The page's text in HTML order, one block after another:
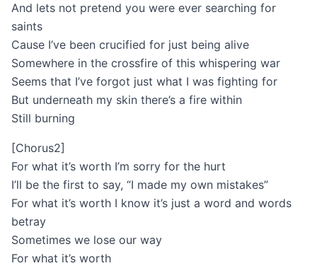
And lets not pretend you were ever searching for
saints
Cause I’ve been crucified for just being alive
Somewhere in the crossfire of this whispering war
Seems that I’ve forgot just what I was fighting for
But underneath my skin there’s a fire within
Still burning
[Chorus2]
For what it’s worth I’m sorry for the hurt
I’ll be the first to say, “I made my own mistakes”
For what it’s worth I know it’s just a word and words
betray
Sometimes we lose our way
For what it’s worth